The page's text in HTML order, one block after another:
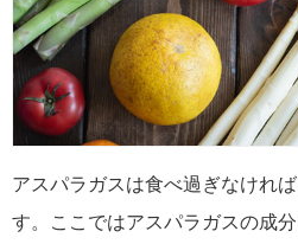
アスパラガスは食べ過ぎなけれ
す。ここではアスパラガスの成